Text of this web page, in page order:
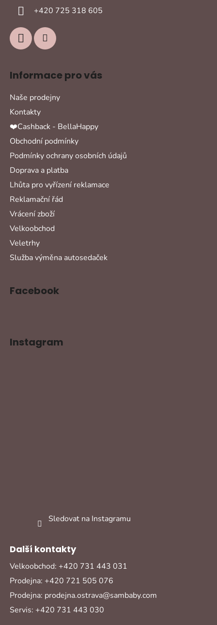
+420 725 318 605
Informace pro vás
Naše prodejny
Kontakty
❤️Cashback - BellaHappy
Obchodní podmínky
Podmínky ochrany osobních údajů
Doprava a platba
Lhůta pro vyřízení reklamace
Reklamační řád
Vrácení zboží
Velkoobchod
Veletrhy
Služba výměna autosedaček
Facebook
Instagram
Sledovat na Instagramu
Další kontakty
Velkoobchod: +420 731 443 031
Prodejna: +420 721 505 076
Prodejna: prodejna.ostrava@sambaby.com
Servis: +420 731 443 030